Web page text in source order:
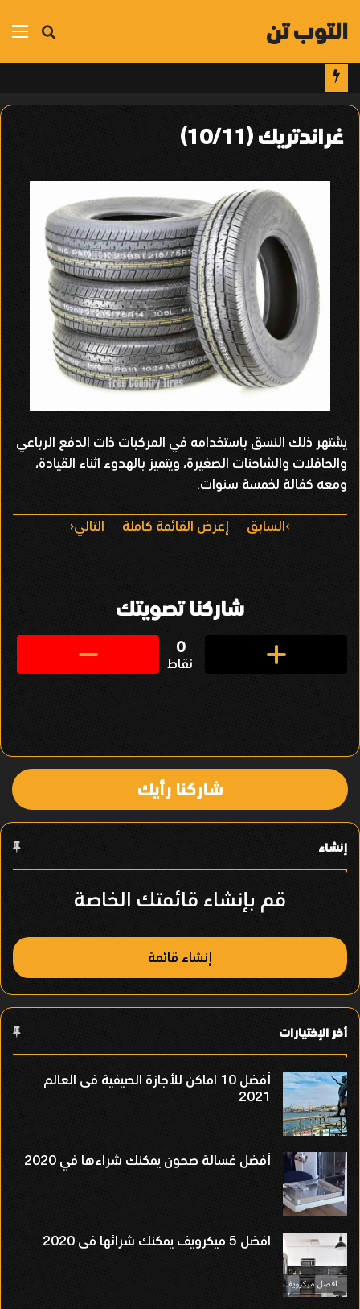
بحث
التوب تن
غراندتريك (10/11)
يشتهر ذلك النسق باستخدامه في المركبات ذات الدفع الرباعي
والحافلات والشاحنات الصغيرة، ويتميز بالهدوء اثناء القيادة،
ومعه كفالة لخمسة سنوات.
ا
ل
ع
ن
السابق إعرض القائمة كاملة التالي
شاركنا تصويتك
0
نقاط
شاركنا رأيك
إنشاء
قم بإنشاء قائمتك الخاصة
إنشاء قائمة
أخر الإختيارات
أفضل 10 اماكن للأجازة الصيفية فى العالم
2021
أفضل غسالة صحون يمكنك شراءها في 2020
افضل 5 ميكرويف يمكنك شرائها فى 2020